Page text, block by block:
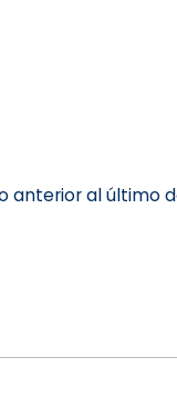
anterior al último